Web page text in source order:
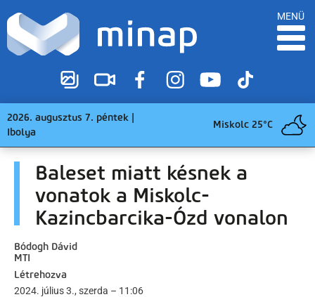
MENÜ
2026. augusztus 7. péntek |
Ibolya
Miskolc 25°C
Baleset miatt késnek a
vonatok a Miskolc-
Kazincbarcika-Ózd vonalon
Bódogh Dávid
MTI
Létrehozva
2024. július 3., szerda – 11:06